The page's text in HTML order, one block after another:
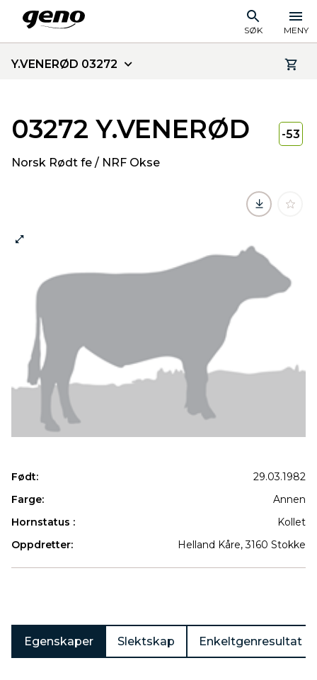
SØK MENY
Y.VENERØD 03272
03272 Y.VENERØD
Norsk Rødt fe / NRF Okse
-53
Født:
29.03.1982
Farge:
Annen
Hornstatus :
Kollet
Oppdretter:
Helland Kåre, 3160 Stokke
Egenskaper Slektskap Enkeltgenresultat